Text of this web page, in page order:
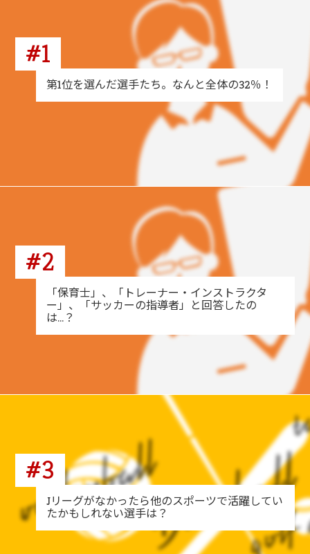
#1
第1位を選んだ選手たち。なんと全体の32％！
#2
「保育士」、「トレーナー・インストラクタ
ー」、「サッカーの指導者」と回答したの
は…？
#3
Jリーグがなかったら他のスポーツで活躍してい
たかもしれない選手は？